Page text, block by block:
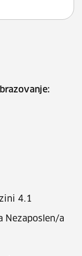
4.1
Nezaposlen/a